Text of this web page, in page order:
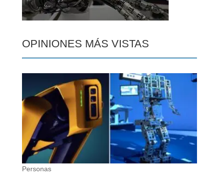
OPINIONES MÁS VISTAS